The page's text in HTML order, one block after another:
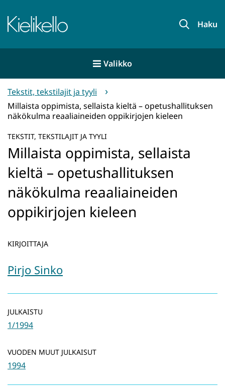
sisältöön
Etusivu Haku
Valikko
Tekstit, tekstilajit ja tyyli
Millaista oppimista, sellaista kieltä – opetushallituksen
näkökulma reaaliaineiden oppikirjojen kieleen
TEKSTIT, TEKSTILAJIT JA TYYLI
Millaista oppimista, sellaista
kieltä – opetushallituksen
näkökulma reaaliaineiden
oppikirjojen kieleen
KIRJOITTAJA
Pirjo Sinko
JULKAISTU
1/1994
VUODEN MUUT JULKAISUT
1994